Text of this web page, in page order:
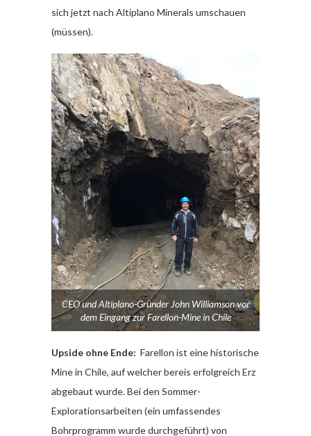
sich jetzt nach Altiplano Minerals umschauen
(müssen).
CEO und Altiplano-Gründer John Williamson vor
dem Eingang zur Farellon-Mine in Chile
Upside ohne Ende: Farellon ist eine historische
Mine in Chile, auf welcher bereis erfolgreich Erz
abgebaut wurde. Bei den Sommer-
Explorationsarbeiten (ein umfassendes
Bohrprogramm wurde durchgeführt) von